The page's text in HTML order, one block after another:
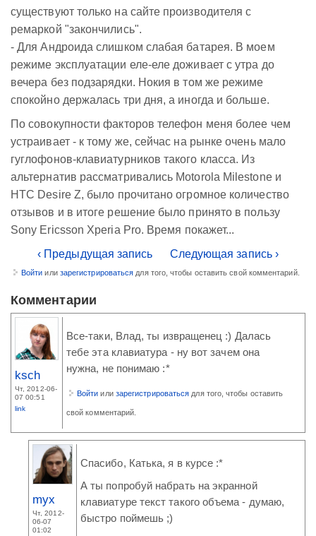
существуют только на сайте производителя с
ремаркой "закончились".
- Для Андроида слишком слабая батарея. В моем
режиме эксплуатации еле-еле доживает с утра до
вечера без подзарядки. Нокия в том же режиме
спокойно держалась три дня, а иногда и больше.
По совокупности факторов телефон меня более чем
устраивает - к тому же, сейчас на рынке очень мало
гуглофонов-клавиатурников такого класса. Из
альтернатив рассматривались Motorola Milestone и
HTC Desire Z, было прочитано огромное количество
отзывов и в итоге решение было принято в пользу
Sony Ericsson Xperia Pro. Время покажет...
‹ Предыдущая запись
Следующая запись ›
Войти или зарегистрироваться для того, чтобы оставить свой комментарий.
Комментарии
ksch
Чт, 2012-06-
07 00:51
link
Все-таки, Влад, ты извращенец :) Далась
тебе эта клавиатура - ну вот зачем она
нужна, не понимаю :*
Войти или зарегистрироваться для того, чтобы оставить
свой комментарий.
myx
Чт, 2012-
06-07
01:02
Спасибо, Катька, я в курсе :*
А ты попробуй набрать на экранной
клавиатуре текст такого объема - думаю,
быстро поймешь ;)